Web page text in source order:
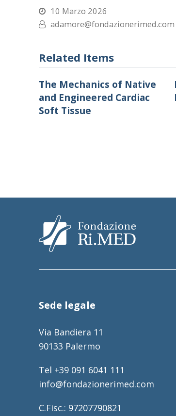
10 Marzo 2026
adamore@fondazionerimed.com
Related Items
The Mechanics of Native
and Engineered Cardiac
Soft Tissue
Sede legale
Via Bandiera 11
90133 Palermo
Tel +39 091 6041 111
info@fondazionerimed.com
C.Fisc.: 97207790821